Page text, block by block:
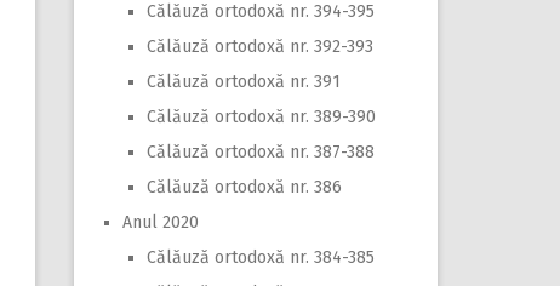
Călăuză ortodoxă nr. 394-395
Călăuză ortodoxă nr. 392-393
Călăuză ortodoxă nr. 391
Călăuză ortodoxă nr. 389-390
Călăuză ortodoxă nr. 387-388
Călăuză ortodoxă nr. 386
Anul 2020
Călăuză ortodoxă nr. 384-385